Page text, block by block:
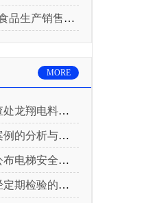
区市场监督管理局公告！
MORE
法销售电线电缆案
分析与启示
领域典型案例
压力管道被查